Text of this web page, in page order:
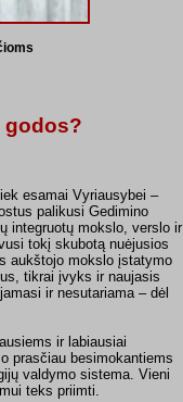
godos?
esamai Vyriausybei –
palikusi Gedimino
integruotų mokslo, verslo ir
tokį skubotą nuėjusios
aukštojo mokslo įstatymo
tikrai įvyks ir naujasis
ir nesutariama – dėl
ir labiausiai
prasčiau besimokantiems
valdymo sistema. Vieni
teks priimti.